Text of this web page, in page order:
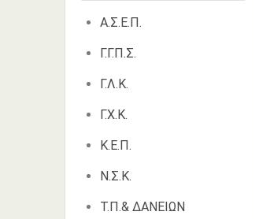
Α.Σ.Ε.Π.
Γ.Γ.Π.Σ.
Γ.Λ.Κ.
Γ.Χ.Κ.
Κ.Ε.Π.
Ν.Σ.Κ.
Τ.Π.& ΔΑΝΕΙΩΝ